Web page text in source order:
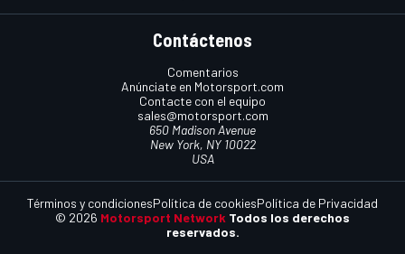
Contáctenos
Comentarios
Anúnciate en Motorsport.com
Contacte con el equipo
sales@motorsport.com
650 Madison Avenue
New York, NY 10022
USA
© 2026 Motorsport Network Todos los derechos
reservados.
Términos y condicionesPolítica de cookiesPolítica de Privacidad